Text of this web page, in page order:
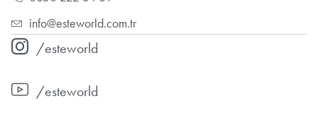
info@esteworld.com.tr
/esteworld
/esteworld